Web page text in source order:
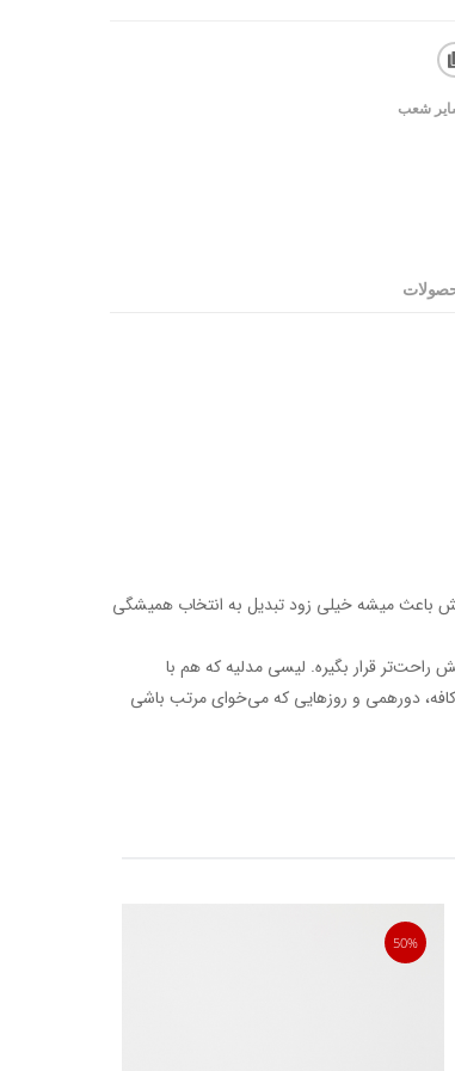
شعب
باعث میشه خیلی زود تبدیل به انتخاب همیشگی
قرار بگیره. لیسی مدلیه که هم با
دورهمی و روزهایی که می‌خوای مرتب باشی
50%